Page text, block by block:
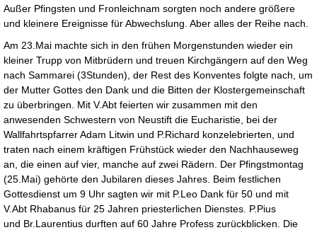
Außer Pfingsten und Fronleichnam sorgten noch andere größere
und kleinere Ereignisse für Abwechslung. Aber alles der Reihe nach.
Am 23.Mai machte sich in den frühen Morgenstunden wieder ein
kleiner Trupp von Mitbrüdern und treuen Kirchgängern auf den Weg
nach Sammarei (3Stunden), der Rest des Konventes folgte nach, um
der Mutter Gottes den Dank und die Bitten der Klostergemeinschaft
zu überbringen. Mit V.Abt feierten wir zusammen mit den
anwesenden Schwestern von Neustift die Eucharistie, bei der
Wallfahrtspfarrer Adam Litwin und P.Richard konzelebrierten, und
traten nach einem kräftigen Frühstück wieder den Nachhauseweg
an, die einen auf vier, manche auf zwei Rädern. Der Pfingstmontag
(25.Mai) gehörte den Jubilaren dieses Jahres. Beim festlichen
Gottesdienst um 9 Uhr sagten wir mit P.Leo Dank für 50 und mit
V.Abt Rhabanus für 25 Jahren priesterlichen Dienstes. P.Pius
und Br.Laurentius durften auf 60 Jahre Profess zurückblicken. Die